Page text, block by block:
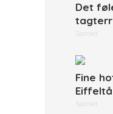
Det
Sponset
Fine
Sponset